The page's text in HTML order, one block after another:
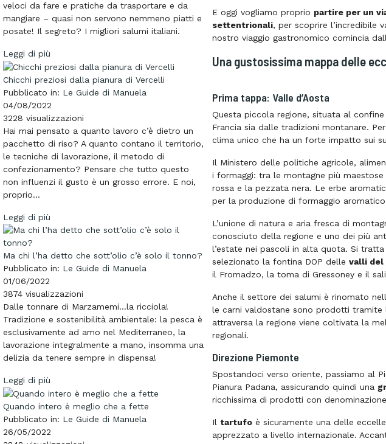
veloci da fare e pratiche da trasportare e da
mangiare – quasi non servono nemmeno piatti e
posate! Il segreto? I migliori salumi italiani.
Leggi di più
Chicchi preziosi dalla pianura di Vercelli
Pubblicato in: Le Guide di Manuela
04/08/2022
3228 visualizzazioni
Hai mai pensato a quanto lavoro c’è dietro un
pacchetto di riso? A quanto contano il territorio,
le tecniche di lavorazione, il metodo di
confezionamento? Pensare che tutto questo
non influenzi il gusto è un grosso errore. E noi,
proprio...
Leggi di più
Ma chi l’ha detto che sott’olio c’è solo il tonno?
Pubblicato in: Le Guide di Manuela
01/06/2022
3874 visualizzazioni
Dalle tonnare di Marzamemi…la ricciola!
Tradizione e sostenibilità ambientale: la pesca è
esclusivamente ad amo nel Mediterraneo, la
lavorazione integralmente a mano, insomma una
delizia da tenere sempre in dispensa!
Leggi di più
Quando intero è meglio che a fette
Pubblicato in: Le Guide di Manuela
26/05/2022
E oggi vogliamo proprio partire per un
settentrionali, per scoprire l’incredibile
nostro viaggio gastronomico comincia
Una gustosissima mappa delle
Prima tappa: Valle d’Aosta
Questa piccola regione, situata al
Francia sia dalle tradizioni montanare.
clima unico che ha un forte impatto sui
Il Ministero delle politiche agricole,
i formaggi: tra le montagne più
rossa e la pezzata nera. Le erbe
per la produzione di formaggio
L’unione di natura e aria fresca di
conosciuto della regione e uno dei più
l’estate nei pascoli in alta quota. Si tratta
selezionato la fontina DOP delle valli del
il Fromadzo, la toma di Gressoney e il
Anche il settore dei salumi è rinomato
le carni valdostane sono prodotti tramite
attraversa la regione viene coltivata la
regionali.
Direzione Piemonte
Spostandoci verso oriente, passiamo al
Pianura Padana, assicurando quindi una
ricchissima di prodotti con
Il tartufoè sicuramente una delle
apprezzato a livello internazionale.